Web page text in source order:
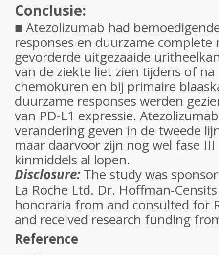
Conclusie:
■ Atezolizumab had
responses en duurzame complete
gevorderde uitgezaaide
van de ziekte liet zien tijdens of
chemokuren en bij primaire
duurzame responses werden
van PD-L1 expressie.
verandering geven in de tweede
maar daarvoor zijn nog wel fase
kinmiddels al lopen.
Disclosure: The study was
La Roche Ltd. Dr. Hoffman-
honoraria from and consulted for
and received research funding
Reference